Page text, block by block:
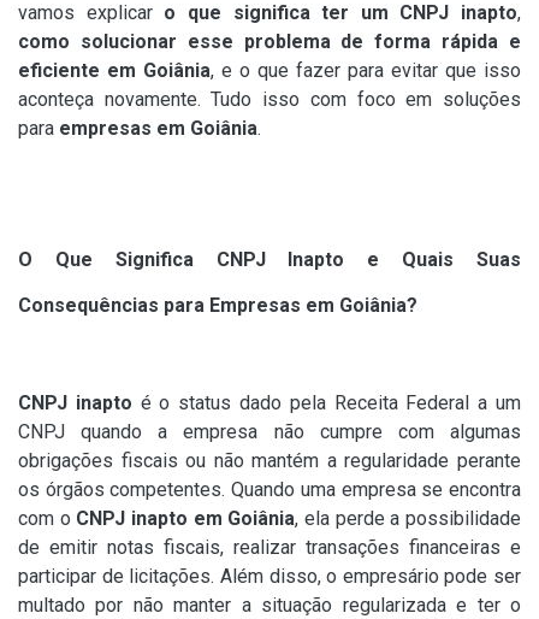
vamos explicar o que significa ter um CNPJ inapto,
como solucionar esse problema de forma rápida e
eficiente em Goiânia, e o que fazer para evitar que isso
aconteça novamente. Tudo isso com foco em soluções
para empresas em Goiânia.
O Que Significa CNPJ Inapto e Quais Suas
Consequências para Empresas em Goiânia?
CNPJ inapto é o status dado pela Receita Federal a um
CNPJ quando a empresa não cumpre com algumas
obrigações fiscais ou não mantém a regularidade perante
os órgãos competentes. Quando uma empresa se encontra
com o CNPJ inapto em Goiânia, ela perde a possibilidade
de emitir notas fiscais, realizar transações financeiras e
participar de licitações. Além disso, o empresário pode ser
multado por não manter a situação regularizada e ter o